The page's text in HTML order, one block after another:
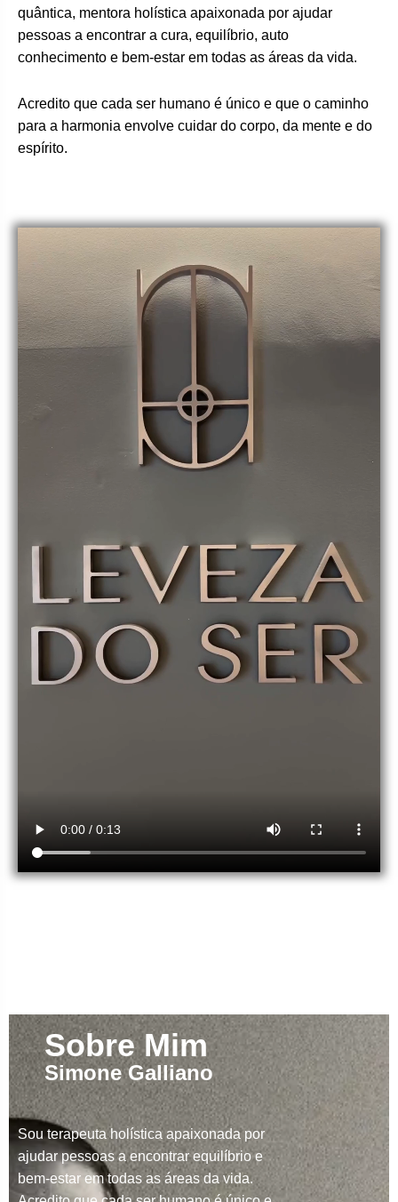
quântica, mentora holística apaixonada por ajudar
pessoas a encontrar a cura, equilíbrio, auto
conhecimento e bem-estar em todas as áreas da vida.
Acredito que cada ser humano é único e que o caminho
para a harmonia envolve cuidar do corpo, da mente e do
espírito.
Sobre Mim
Simone Galliano
Sou terapeuta holística apaixonada por
ajudar pessoas a encontrar equilíbrio e
bem-estar em todas as áreas da vida.